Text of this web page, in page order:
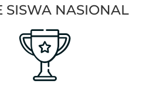
SISWA NASIONAL